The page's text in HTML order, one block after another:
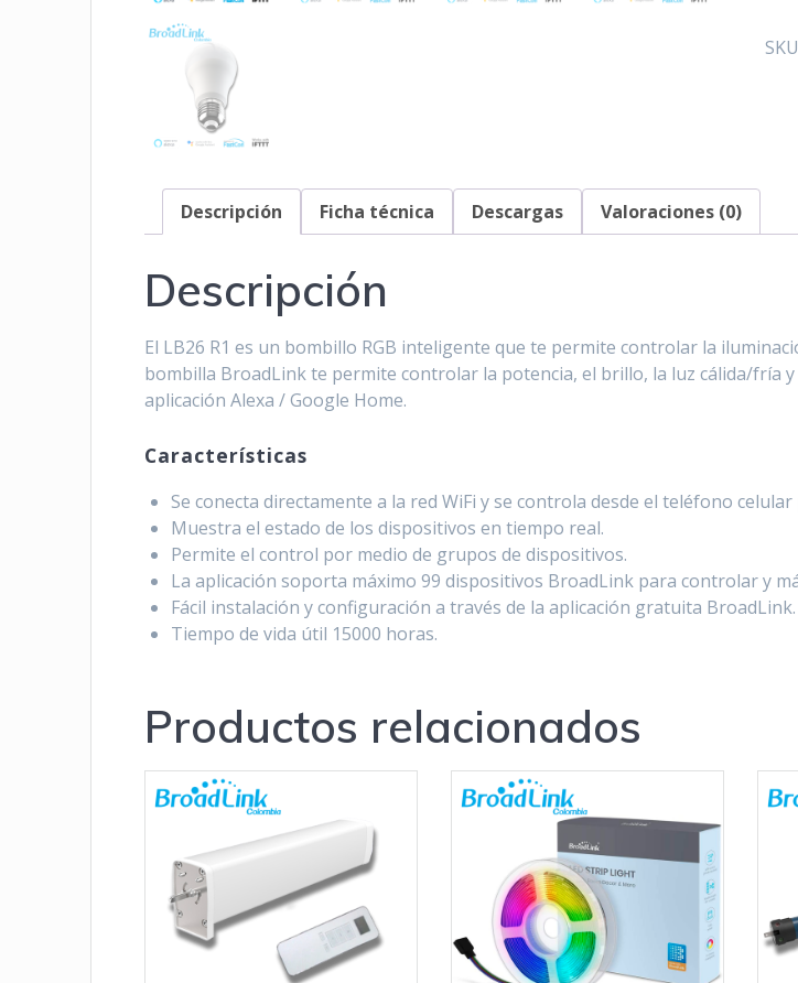
R1
Descripción Ficha técnica Descargas Valoraciones (0)
Descripción
El LB26 R1 es un bombillo RGB inteligente que te permite controlar la
bombilla BroadLink te permite controlar la potencia, el brillo, la luz cálida/fría
aplicación Alexa / Google Home.
Características
Se conecta directamente a la red WiFi y se controla desde el teléfono
Muestra el estado de los dispositivos en tiempo real.
Permite el control por medio de grupos de dispositivos.
La aplicación soporta máximo 99 dispositivos BroadLink para controlar y
Fácil instalación y configuración a través de la aplicación gratuita BroadLink.
Tiempo de vida útil 15000 horas.
Productos relacionados